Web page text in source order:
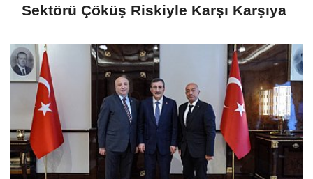
Sektörü Çöküş Riskiyle Karşı Karşıya